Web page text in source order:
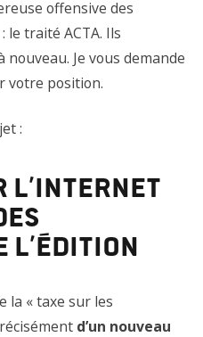
offensive des
le traité ACTA. Ils
Je vous demande
votre position.
:
l’internet
l’édition
la « taxe sur les
d’un nouveau